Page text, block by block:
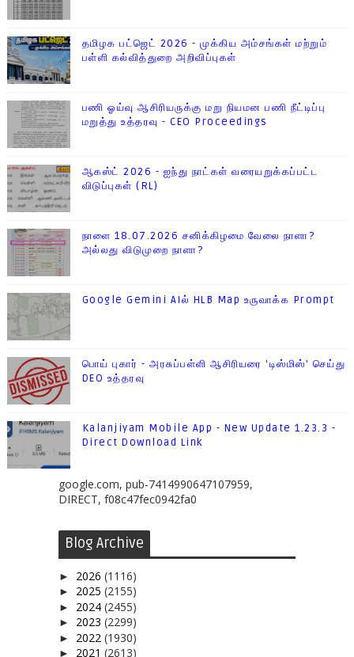
தமிழக பட்ஜெட் 2026 - முக்கிய அம்சங்கள் மற்றும்
பள்ளி கல்வித்துறை அறிவிப்புகள்
பணி ஓய்வு ஆசிரியருக்கு மறு நியமன பணி நீட்டிப்பு
மறுத்து உத்தரவு - CEO Proceedings
ஆகஸ்ட் 2026 - ஐந்து நாட்கள் வரையறுக்கப்பட்ட
விடுப்புகள் (RL)
நாளை 18.07.2026 சனிக்கிழமை வேலை நாளா?
அல்லது விடுமுறை நாளா?
Google Gemini AIல் HLB Map உருவாக்க Prompt
பொய் புகார் - அரசுப்பள்ளி ஆசிரியரை 'டிஸ்மிஸ்' செய்து
DEO உத்தரவு
Kalanjiyam Mobile App - New Update 1.23.3 -
Direct Download Link
google.com, pub-7414990647107959,
DIRECT, f08c47fec0942fa0
Blog Archive
► 2026 (1116)
► 2025 (2155)
► 2024 (2455)
► 2023 (2299)
► 2022 (1930)
► 2021 (2613)